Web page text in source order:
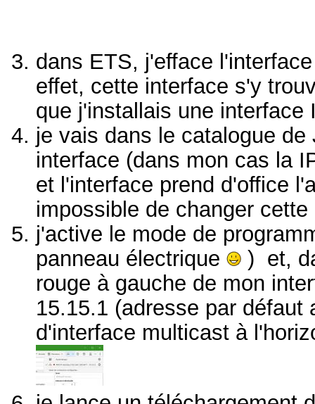
dans ETS, j'efface
effet, cette interface s'y
que j'installais une interface
je vais dans le catalogue
interface (dans mon cas la
et l'interface prend d'office
impossible de changer cette
j'active le mode de
panneau électrique
) et,
rouge à gauche de mon
15.15.1 (adresse par
d'interface multicast à